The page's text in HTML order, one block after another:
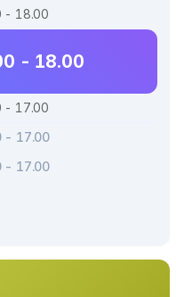
- 18.00
- 18.00
- 17.00
- 17.00
- 17.00